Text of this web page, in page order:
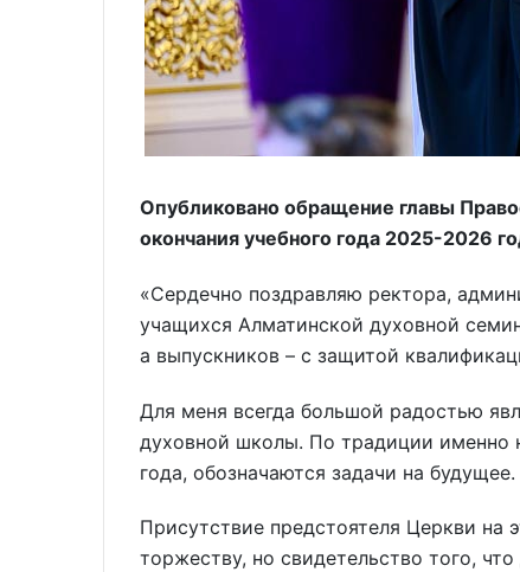
Опубликовано обращение главы
окончания учебного года 2025-2026
«Сердечно поздравляю ректора,
учащихся Алматинской духовной
а выпускников – с защитой
Для меня всегда большой радостью
духовной школы. По традиции именно
года, обозначаются задачи на будущее.
Присутствие предстоятеля Церкви на
торжеству, но свидетельство того,